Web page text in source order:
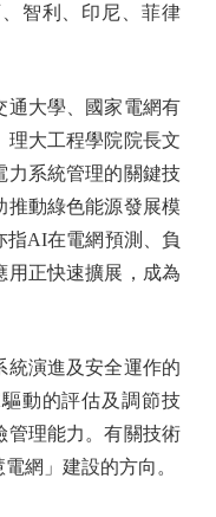
智利、印尼、菲律
大學、國家電網有
理大工程學院院長文
力系統管理的關鍵技
推動綠色能源發展模
指AI在電網預測、負
用正快速擴展，成為
演進及安全運作的
動的評估及調節技
管理能力。有關技術
網」建設的方向。